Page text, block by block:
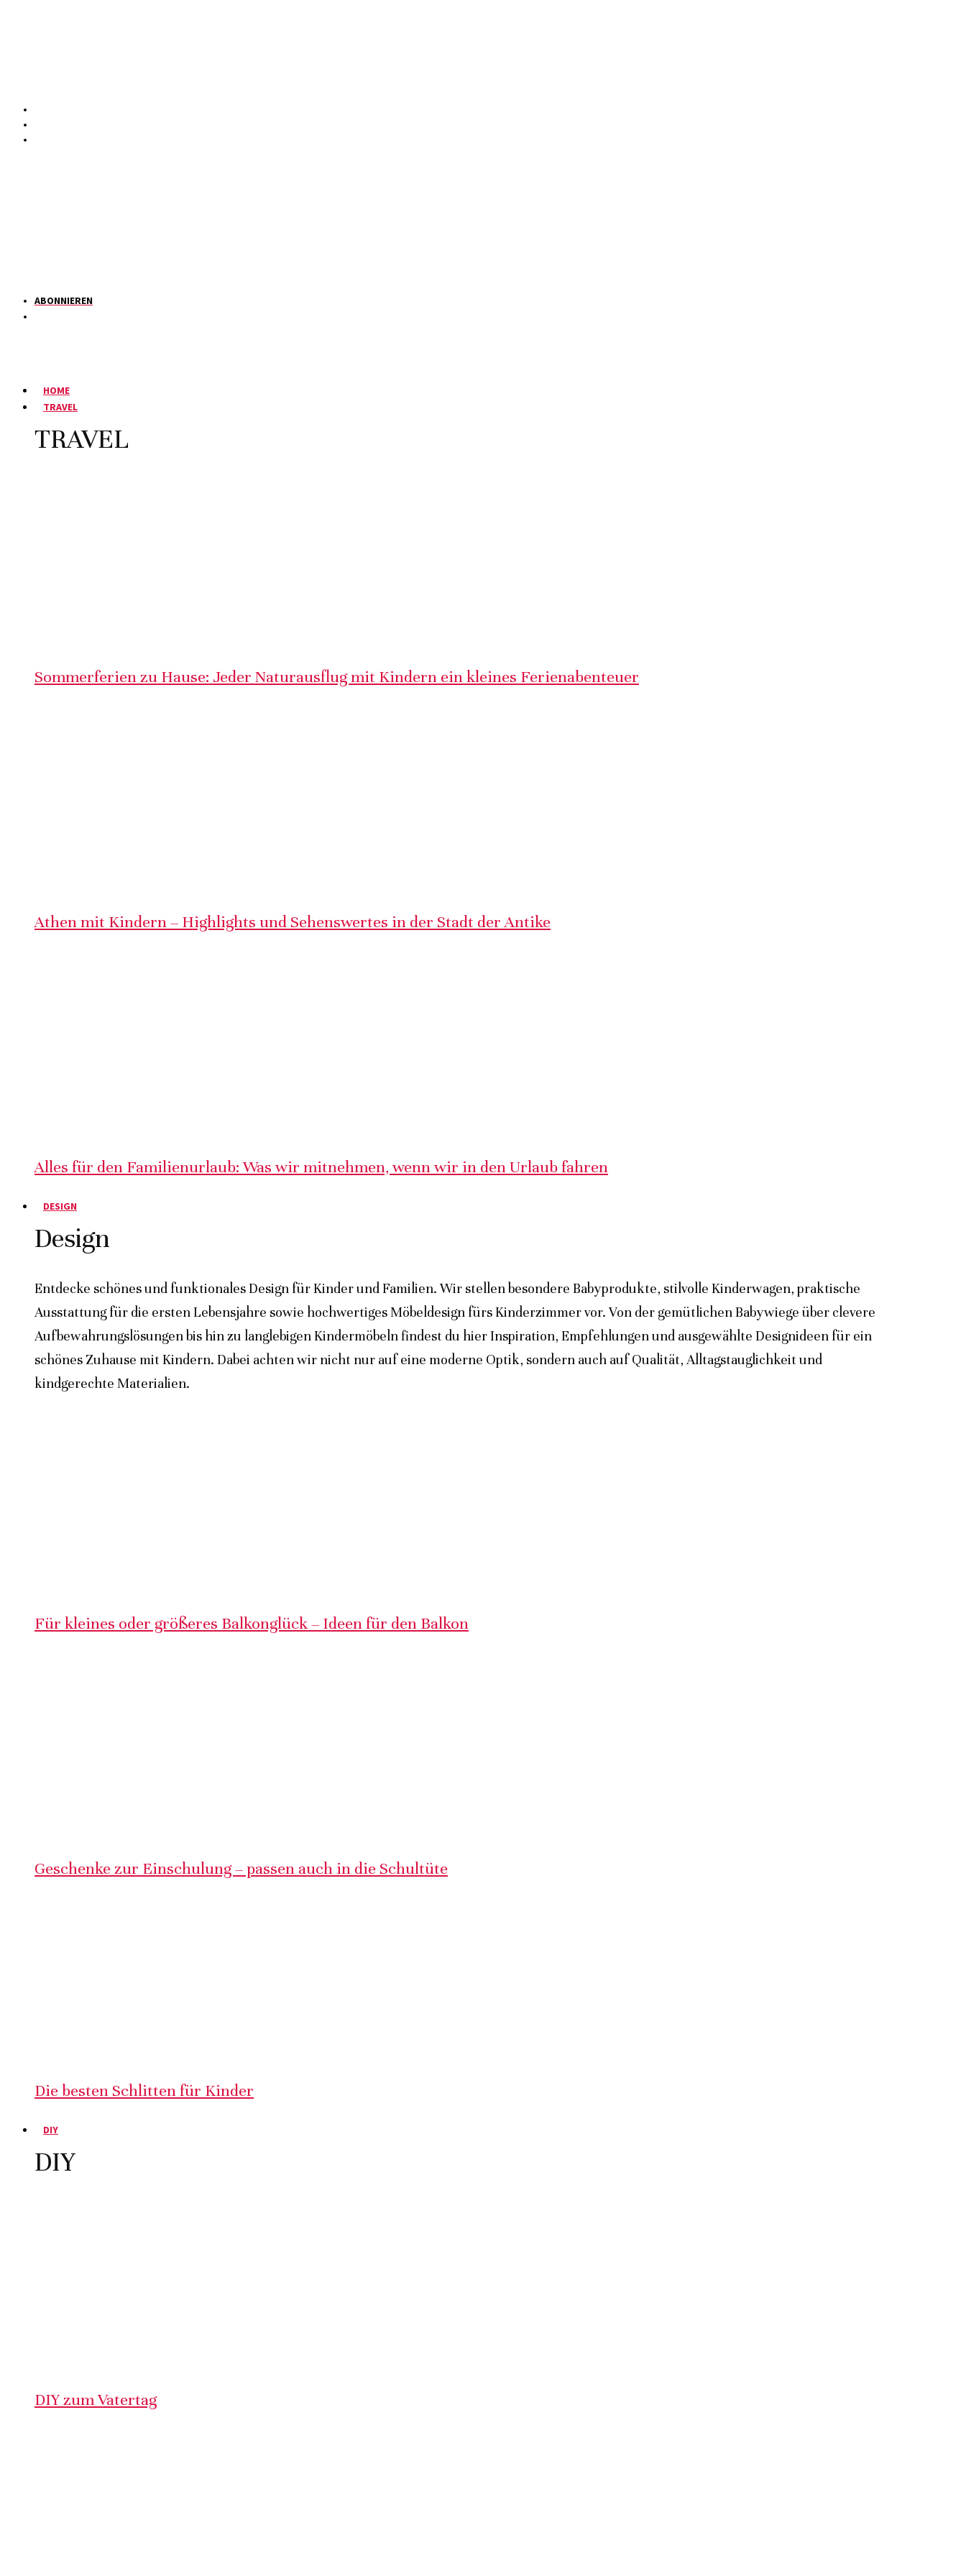
ABONNIEREN
HOME
TRAVEL
TRAVEL
Sommerferien zu Hause: Jeder Naturausflug mit Kindern ein kleines Ferienabenteuer
Athen mit Kindern – Highlights und Sehenswertes in der Stadt der Antike
Alles für den Familienurlaub: Was wir mitnehmen, wenn wir in den Urlaub fahren
DESIGN
Design
Entdecke schönes und funktionales Design für Kinder und Familien. Wir stellen besondere Babyprodukte, stilvolle Kinderwagen, praktische
Ausstattung für die ersten Lebensjahre sowie hochwertiges Möbeldesign fürs Kinderzimmer vor. Von der gemütlichen Babywiege über clevere
Aufbewahrungslösungen bis hin zu langlebigen Kindermöbeln findest du hier Inspiration, Empfehlungen und ausgewählte Designideen für ein
schönes Zuhause mit Kindern. Dabei achten wir nicht nur auf eine moderne Optik, sondern auch auf Qualität, Alltagstauglichkeit und
kindgerechte Materialien.
Für kleines oder größeres Balkonglück – Ideen für den Balkon
Geschenke zur Einschulung – passen auch in die Schultüte
Die besten Schlitten für Kinder
DIY
DIY
DIY zum Vatertag